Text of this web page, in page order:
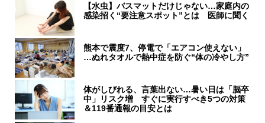
【水虫】バスマットだけじゃない…家庭内の
感染招く“要注意スポット”とは 医師に聞く
熊本で震度7、停電で「エアコン使えない」
…ぬれタオルで熱中症を防ぐ“体の冷やし方”
体がしびれる、言葉出ない…暑い日は「脳卒
中」リスク増 すぐに実行すべき5つの対策
＆119番通報の目安とは